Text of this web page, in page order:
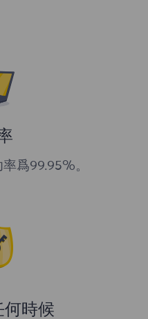
爲99.95%。
何時候